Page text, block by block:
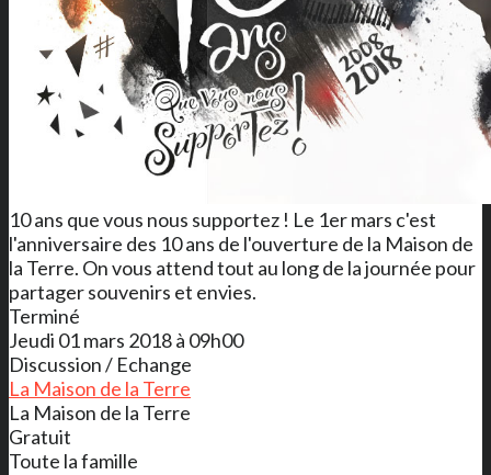
10 ans que vous nous supportez ! Le 1er mars c'est
l'anniversaire des 10 ans de l'ouverture de la Maison de
la Terre. On vous attend tout au long de la journée pour
partager souvenirs et envies.
Terminé
Jeudi 01 mars 2018 à 09h00
Discussion / Echange
La Maison de la Terre
La Maison de la Terre
Gratuit
Toute la famille